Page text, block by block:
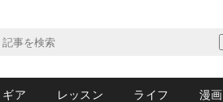
ギア レッスン ライフ 漫画